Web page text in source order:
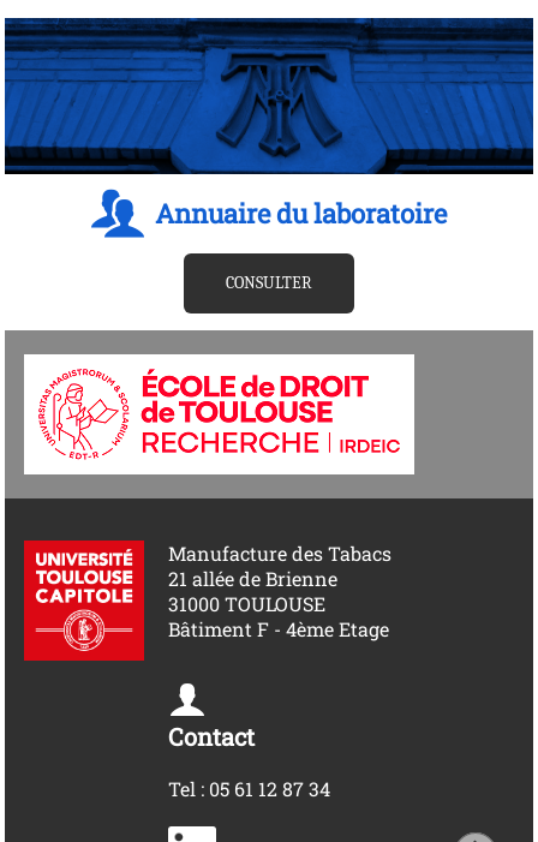
Annuaire du laboratoire
CONSULTER
Manufacture des Tabacs
21 allée de Brienne
31000 TOULOUSE
Bâtiment F - 4ème Etage
Contact
Tel : 05 61 12 87 34